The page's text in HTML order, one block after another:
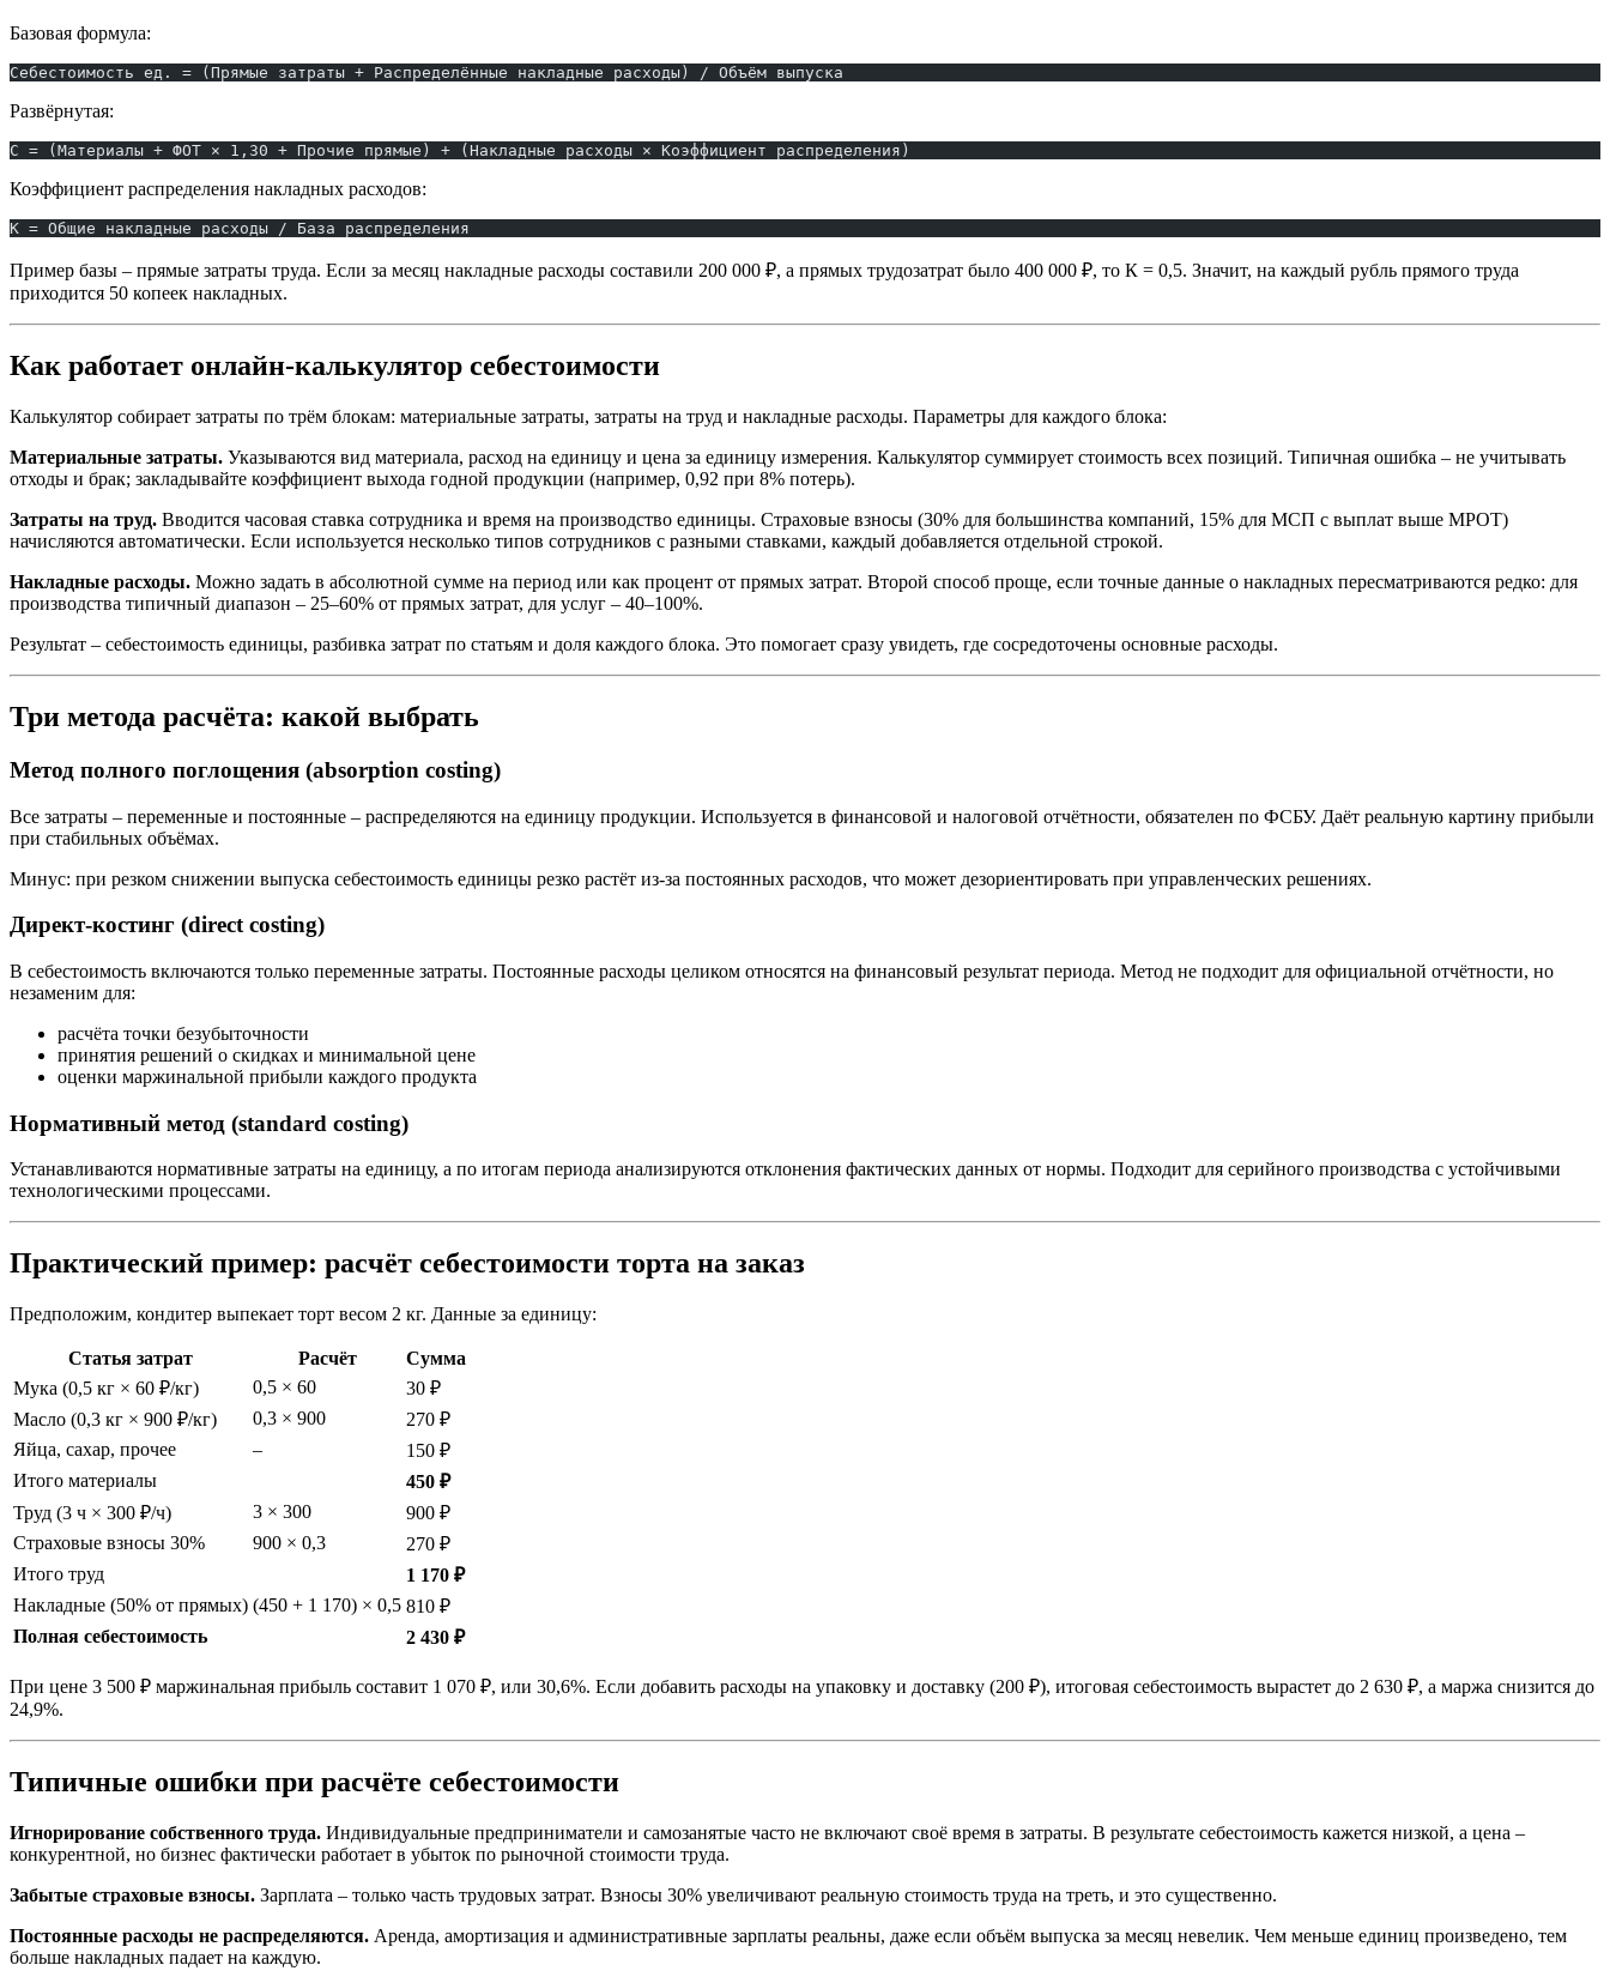
Базовая формула:
Себестоимость ед. = (Прямые затраты + Распределённые накладные расходы) / Объём выпуска
Развёрнутая:
С = (Материалы + ФОТ × 1,30 + Прочие прямые) + (Накладные расходы × Коэффициент распределения)
Коэффициент распределения накладных расходов:
К = Общие накладные расходы / База распределения
Пример базы – прямые затраты труда. Если за месяц накладные расходы составили 200 000 ₽, а прямых трудозатрат было 400 000 ₽, то К = 0,5. Значит, на каждый рубль прямого труда
приходится 50 копеек накладных.
Как работает онлайн-калькулятор себестоимости
Калькулятор собирает затраты по трём блокам: материальные затраты, затраты на труд и накладные расходы. Параметры для каждого блока:
Материальные затраты. Указываются вид материала, расход на единицу и цена за единицу измерения. Калькулятор суммирует стоимость всех позиций. Типичная ошибка – не учитывать
отходы и брак; закладывайте коэффициент выхода годной продукции (например, 0,92 при 8% потерь).
Затраты на труд. Вводится часовая ставка сотрудника и время на производство единицы. Страховые взносы (30% для большинства компаний, 15% для МСП с выплат выше МРОТ)
начисляются автоматически. Если используется несколько типов сотрудников с разными ставками, каждый добавляется отдельной строкой.
Накладные расходы. Можно задать в абсолютной сумме на период или как процент от прямых затрат. Второй способ проще, если точные данные о накладных пересматриваются редко: для
производства типичный диапазон – 25–60% от прямых затрат, для услуг – 40–100%.
Результат – себестоимость единицы, разбивка затрат по статьям и доля каждого блока. Это помогает сразу увидеть, где сосредоточены основные расходы.
Три метода расчёта: какой выбрать
Метод полного поглощения (absorption costing)
Все затраты – переменные и постоянные – распределяются на единицу продукции. Используется в финансовой и налоговой отчётности, обязателен по ФСБУ. Даёт реальную картину прибыли
при стабильных объёмах.
Минус: при резком снижении выпуска себестоимость единицы резко растёт из-за постоянных расходов, что может дезориентировать при управленческих решениях.
Директ-костинг (direct costing)
В себестоимость включаются только переменные затраты. Постоянные расходы целиком относятся на финансовый результат периода. Метод не подходит для официальной отчётности, но
незаменим для:
расчёта точки безубыточности
принятия решений о скидках и минимальной цене
оценки маржинальной прибыли каждого продукта
Нормативный метод (standard costing)
Устанавливаются нормативные затраты на единицу, а по итогам периода анализируются отклонения фактических данных от нормы. Подходит для серийного производства с устойчивыми
технологическими процессами.
Практический пример: расчёт себестоимости торта на заказ
Предположим, кондитер выпекает торт весом 2 кг. Данные за единицу:
Статья затрат Расчёт
Сумма
Мука (0,5 кг × 60 ₽/кг)
0,5 × 60
30 ₽
Масло (0,3 кг × 900 ₽/кг)
0,3 × 900
270 ₽
Яйца, сахар, прочее
–
150 ₽
Итого материалы
450 ₽
Труд (3 ч × 300 ₽/ч)
3 × 300
900 ₽
Страховые взносы 30%
900 × 0,3
270 ₽
Итого труд
1 170 ₽
Накладные (50% от прямых) (450 + 1 170) × 0,5 810 ₽
Полная себестоимость
2 430 ₽
При цене 3 500 ₽ маржинальная прибыль составит 1 070 ₽, или 30,6%. Если добавить расходы на упаковку и доставку (200 ₽), итоговая себестоимость вырастет до 2 630 ₽, а маржа снизится до
24,9%.
Типичные ошибки при расчёте себестоимости
Игнорирование собственного труда. Индивидуальные предприниматели и самозанятые часто не включают своё время в затраты. В результате себестоимость кажется низкой, а цена –
конкурентной, но бизнес фактически работает в убыток по рыночной стоимости труда.
Забытые страховые взносы. Зарплата – только часть трудовых затрат. Взносы 30% увеличивают реальную стоимость труда на треть, и это существенно.
Постоянные расходы не распределяются. Аренда, амортизация и административные зарплаты реальны, даже если объём выпуска за месяц невелик. Чем меньше единиц произведено, тем
больше накладных падает на каждую.